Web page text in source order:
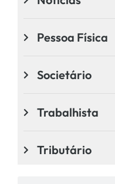
Pessoa Física
Societário
Trabalhista
Tributário